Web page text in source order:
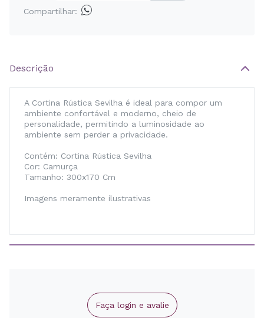
Compartilhar:
Descrição
A Cortina Rústica Sevilha é ideal para compor um
ambiente confortável e moderno, cheio de
personalidade, permitindo a luminosidade ao
ambiente sem perder a privacidade.
Contém: Cortina Rústica Sevilha
Cor: Camurça
Tamanho: 300x170 Cm
Imagens meramente ilustrativas
Faça login e avalie